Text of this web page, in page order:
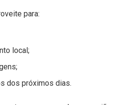
para:
local;
dos próximos dias.